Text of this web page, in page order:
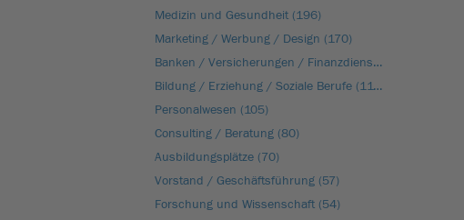
Medizin und Gesundheit (196)
Marketing / Werbung / Design (170)
Banken / Versicherungen / Finanzdienstleister (136)
Bildung / Erziehung / Soziale Berufe (116)
Personalwesen (105)
Consulting / Beratung (80)
Ausbildungsplätze (70)
Vorstand / Geschäftsführung (57)
Forschung und Wissenschaft (54)